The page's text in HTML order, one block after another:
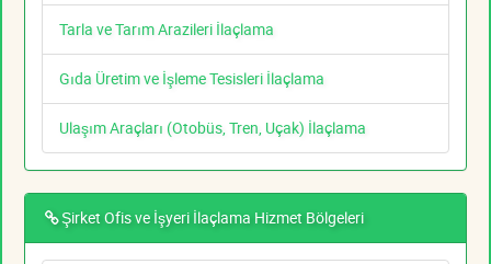
Tarla ve Tarım Arazileri İlaçlama
Gıda Üretim ve İşleme Tesisleri İlaçlama
Ulaşım Araçları (Otobüs, Tren, Uçak) İlaçlama
Şirket Ofis ve İşyeri İlaçlama Hizmet Bölgeleri